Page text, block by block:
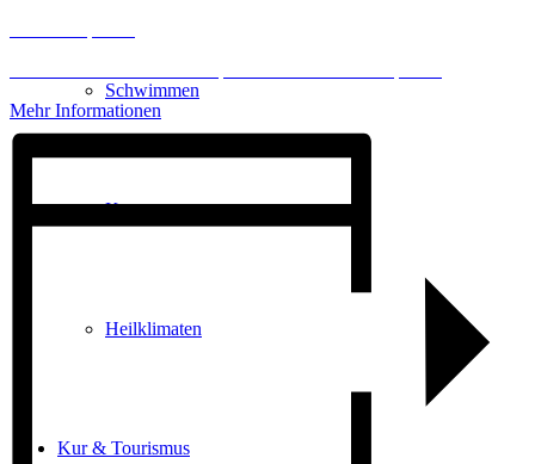
Schwimmen
Kurwege
Heilklimaten
Kur & Tourismus
Mehr Informationen